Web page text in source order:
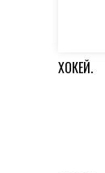
ХОКЕЙ.